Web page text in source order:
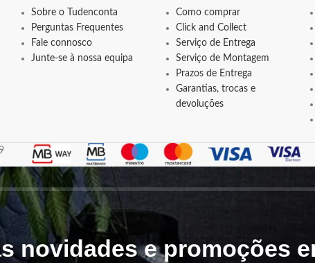
Sobre o Tudenconta
Perguntas Frequentes
Fale connosco
Junte-se à nossa equipa
Como comprar
Click and Collect
Serviço de Entrega
Serviço de Montagem
Prazos de Entrega
Garantias, trocas e
devoluções
novidades e promoções